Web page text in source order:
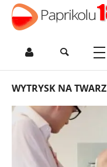
WYTRYSK NA TWARZ